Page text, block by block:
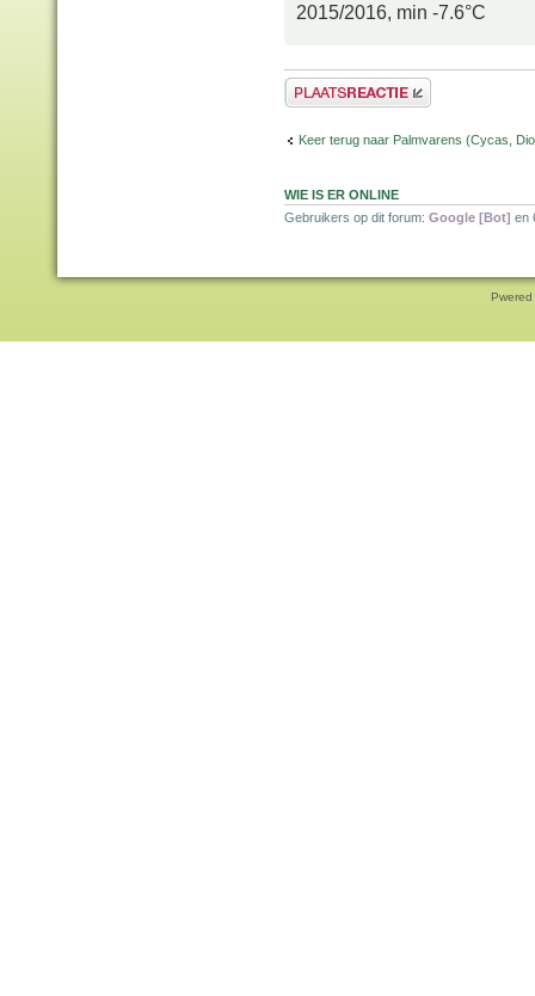
2015/2016, min -7.6°C
Plaats een reactie
Keer terug naar Palmvarens (Cycas,
WIE IS ER ONLINE
Gebruikers op dit forum: Google [Bot] en